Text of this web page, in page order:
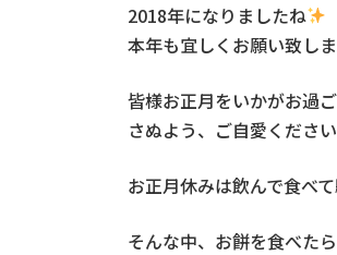
新
日
2018年になりましたね
本年も宜しくお願い致しま
皆様お正月をいかがお過
さぬよう、ご自愛くださ
お正月休みは飲んで食べ
そんな中、お餅を食べた